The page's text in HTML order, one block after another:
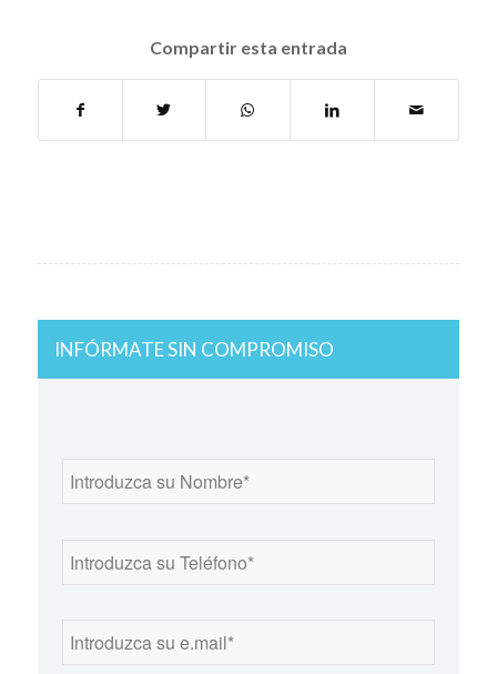
Compartir esta entrada
INFÓRMATE SIN COMPROMISO